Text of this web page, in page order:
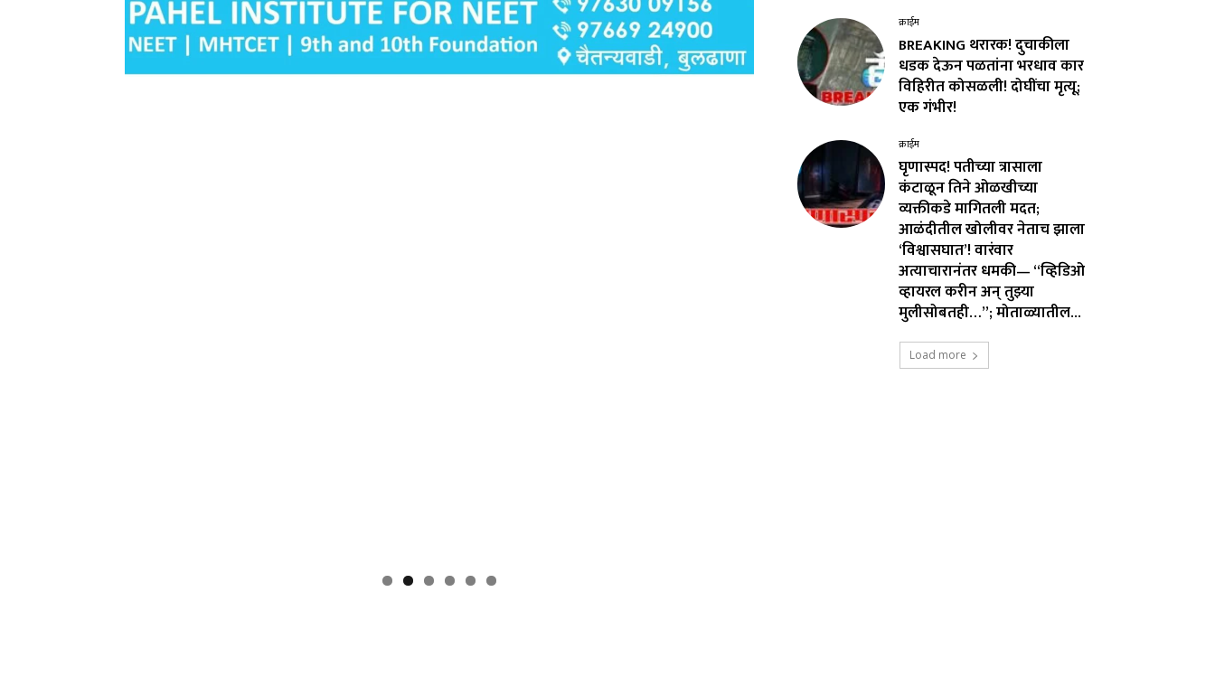
क्राईम
BREAKING थरारक! दुचाकीला
धडक देऊन पळतांना भरधाव कार
विहिरीत कोसळली! दोघींचा मृत्यू;
एक गंभीर!
क्राईम
घृणास्पद! पतीच्या त्रासाला
कंटाळून तिने ओळखीच्या
व्यक्तीकडे मागितली मदत;
आळंदीतील खोलीवर नेताच झाला
‘विश्वासघात’! वारंवार
अत्याचारानंतर धमकी— “व्हिडिओ
व्हायरल करीन अन् तुझ्या
मुलीसोबतही…”; मोताळ्यातील...
Load more